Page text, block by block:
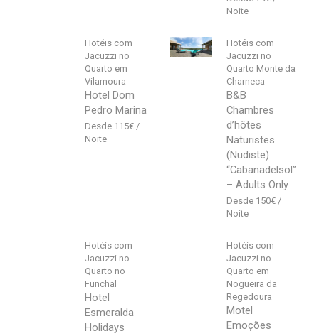
Hotéis com
Jacuzzi no
Quarto em
Vilamoura
Hotel Dom
Pedro Marina
115€
Hotéis com
Jacuzzi no
Quarto Monte da
Charneca
B&B
Chambres
d’hôtes
Naturistes
(Nudiste)
“Cabanadelsol”
– Adults Only
150€
Hotéis com
Jacuzzi no
Quarto no
Funchal
Hotel
Esmeralda
Holidays
Hotéis com
Jacuzzi no
Quarto em
Nogueira da
Regedoura
Motel
Emoções